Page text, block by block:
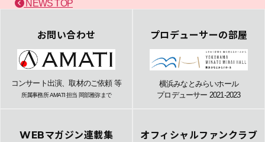
NEWS TOP
お問い合わせ
コンサート出演、取材のご依頼 等
所属事務所 AMATI 担当 岡部雅弥まで
プロデューサーの部屋
横浜みなとみらいホール
プロデューサー 2021-2023
WEBマガジン連載集 オフィシャルファンクラブ